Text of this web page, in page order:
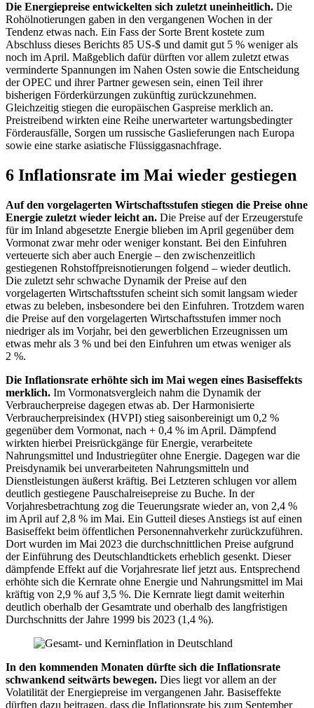
Die Energiepreise entwickelten sich zuletzt uneinheitlich. Die
Rohölnotierungen gaben in den vergangenen Wochen in der
Tendenz etwas nach. Ein Fass der Sorte Brent kostete zum
Abschluss dieses Berichts 85 US-$ und damit gut 5 % weniger als
noch im April. Maßgeblich dafür dürften vor allem zuletzt etwas
verminderte Spannungen im Nahen Osten sowie die Entscheidung
derOPEC und ihrer Partner gewesen sein, einen Teil ihrer
bisherigen Förderkürzungen zukünftig zurückzunehmen.
Gleichzeitig stiegen die europäischen Gaspreise merklich an.
Preistreibend wirkten eine Reihe unerwarteter wartungsbedingter
Förderausfälle, Sorgen um russische Gaslieferungen nach Europa
sowie eine starke asiatische Flüssiggasnachfrage.
6 Inflationsrate im Mai wieder gestiegen
Auf den vorgelagerten Wirtschaftsstufen stiegen die Preise ohne
Energie zuletzt wieder leicht an. Die Preise auf der Erzeugerstufe
für im Inland abgesetzte Energie blieben im April gegenüber dem
Vormonat zwar mehr oder weniger konstant. Bei den Einfuhren
verteuerte sich aber auch Energie – den zwischenzeitlich
gestiegenen Rohstoffpreisnotierungen folgend – wieder deutlich.
Die zuletzt sehr schwache Dynamik der Preise auf den
vorgelagerten Wirtschaftsstufen scheint sich somit langsam wieder
etwas zu beleben, insbesondere bei den Einfuhren. Trotzdem waren
die Preise auf den vorgelagerten Wirtschaftsstufen immer noch
niedriger als im Vorjahr, bei den gewerblichen Erzeugnissen um
etwas mehr als 3 % und bei den Einfuhren um etwas weniger als
2 %.
Die Inflationsrate erhöhte sich im Mai wegen eines Basiseffekts
merklich. Im Vormonatsvergleich nahm die Dynamik der
Verbraucherpreise dagegen etwas ab. Der Harmonisierte
Verbraucherpreisindex (HVPI) stieg saisonbereinigt um 0,2 %
gegenüber dem Vormonat, nach + 0,4 % im April. Dämpfend
wirkten hierbei Preisrückgänge für Energie, verarbeitete
Nahrungsmittel und Industriegüter ohne Energie. Dagegen war die
Preisdynamik bei unverarbeiteten Nahrungsmitteln und
Dienstleistungen äußerst kräftig. Bei Letzteren schlugen vor allem
deutlich gestiegene Pauschalreisepreise zu Buche. In der
Vorjahresbetrachtung zog die Teuerungsrate wieder an, von 2,4 %
im April auf 2,8 % im Mai. Ein Gutteil dieses Anstiegs ist auf einen
Basiseffekt beim öffentlichen Personennahverkehr zurückzuführen.
Dort wurden im Mai 2023 die durchschnittlichen Preise aufgrund
der Einführung des Deutschlandtickets erheblich gesenkt. Dieser
dämpfende Effekt auf die Vorjahresrate lief jetzt aus. Entsprechend
erhöhte sich die Kernrate ohne Energie und Nahrungsmittel im Mai
kräftig von 2,9 % auf 3,5 %. Die Kernrate liegt damit weiterhin
deutlich oberhalb der Gesamtrate und oberhalb des langfristigen
Durchschnitts der Jahre 1999 bis 2023 (1,4 %).
In den kommenden Monaten dürfte sich die Inflationsrate
schwankend seitwärts bewegen. Dies liegt vor allem an der
Volatilität der Energiepreise im vergangenen Jahr. Basiseffekte
dürften dazu beitragen, dass die Inflationsrate bis zum September